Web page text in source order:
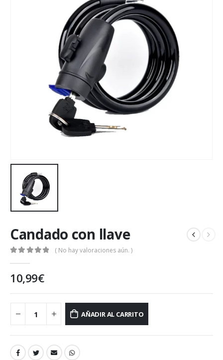
Candado con llave
( No hay valoraciones aún. )
10,99€
AÑADIR AL CARRITO